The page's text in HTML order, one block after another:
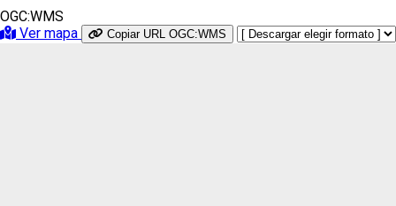
OGC:WMS
Ver mapa
Copiar URL OGC:WMS